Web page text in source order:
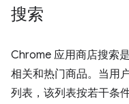
搜索
Chrome 应用商店搜索
相关和热门商品。当用
列表，该列表按若干条